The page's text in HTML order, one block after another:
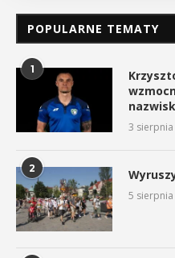
POPULARNE TEMATY
1
3
2
5